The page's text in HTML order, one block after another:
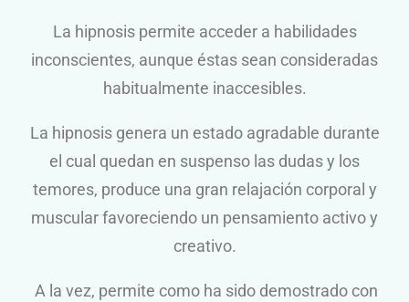
La hipnosis permite acceder a habilidades
inconscientes, aunque éstas sean consideradas
habitualmente inaccesibles.
La hipnosis genera un estado agradable durante
el cual quedan en suspenso las dudas y los
temores, produce una gran relajación corporal y
muscular favoreciendo un pensamiento activo y
creativo.
A la vez, permite como ha sido demostrado con